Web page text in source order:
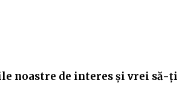
noastre de interes și vrei să-ți